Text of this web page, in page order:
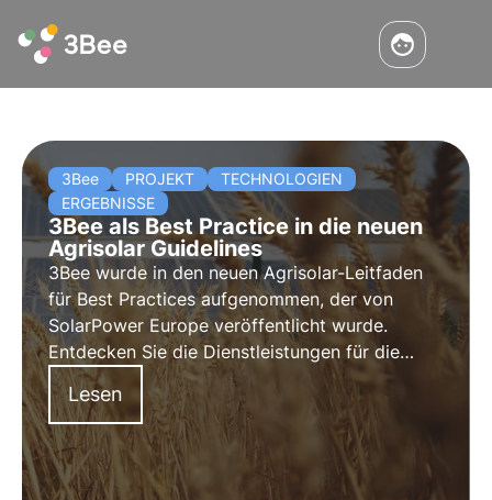
3Bee PROJEKT
TECHNOLOGIEN
ERGEBNISSE
3Bee als Best Practice in die neuen
Agrisolar Guidelines
3Bee wurde in den neuen Agrisolar-Leitfaden
für Best Practices aufgenommen, der von
SolarPower Europe veröffentlicht wurde.
Entdecken Sie die Dienstleistungen für die
Regeneration, den Schutz und die
Überwachung der biologischen Vielfalt in der
Photovoltaik-Industrie ausgewählt wurden.
Lesen